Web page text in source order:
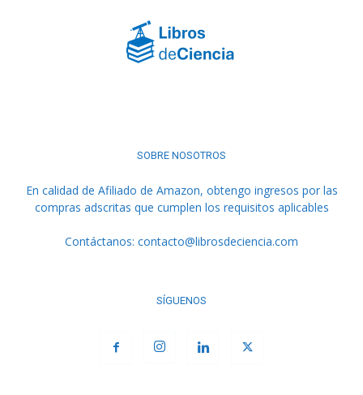
SOBRE NOSOTROS
En calidad de Afiliado de Amazon, obtengo ingresos por las
compras adscritas que cumplen los requisitos aplicables
Contáctanos: contacto@librosdeciencia.com
SÍGUENOS